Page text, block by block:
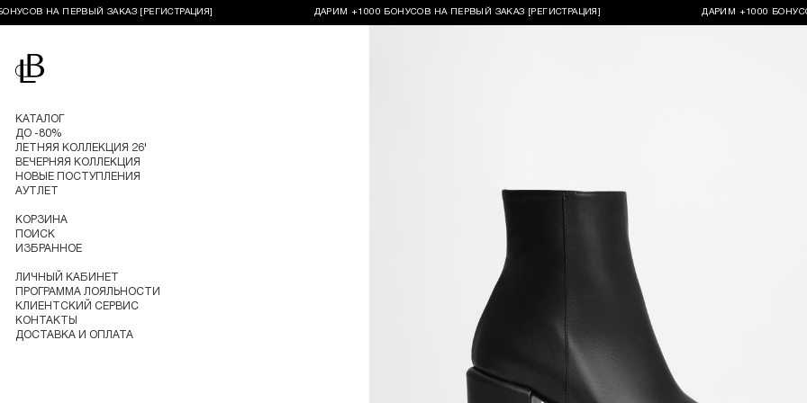
НА ПЕРВЫЙ ЗАКАЗ [РЕГИСТРАЦИЯ] ДАРИМ +1000 БОНУСОВ НА ПЕРВЫЙ ЗАКАЗ [РЕГИСТРАЦИЯ] ДАРИМ +1000 БОНУСОВ
Перейти на главную
КАТАЛОГ
ДО -80%
ЛЕТНЯЯ КОЛЛЕКЦИЯ 26'
ВЕЧЕРНЯЯ КОЛЛЕКЦИЯ
НОВЫЕ ПОСТУПЛЕНИЯ
АУТЛЕТ
КОРЗИНА
ПОИСК
ИЗБРАННОЕ
ЛИЧНЫЙ КАБИНЕТ
ПРОГРАММА ЛОЯЛЬНОСТИ
КЛИЕНТСКИЙ СЕРВИС
КОНТАКТЫ
ДОСТАВКА И ОПЛАТА